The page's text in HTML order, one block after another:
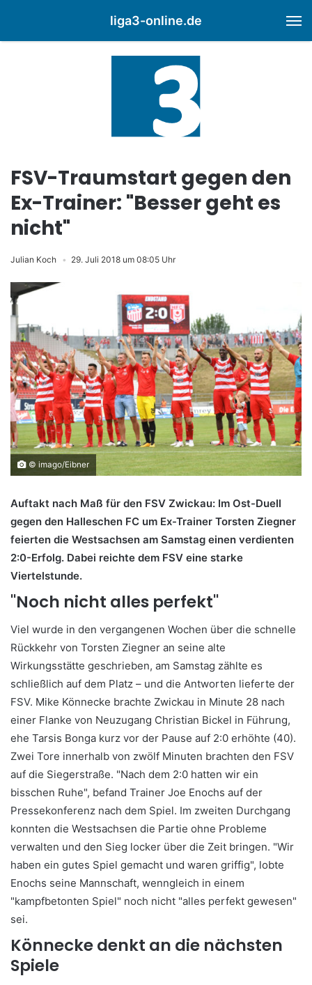
liga3-online.de
FSV-Traumstart gegen den
Ex-Trainer: "Besser geht es
nicht"
Julian Koch 29. Juli 2018 um 08:05 Uhr
© imago/Eibner
Auftakt nach Maß für den FSV Zwickau: Im Ost-Duell
gegen den Halleschen FC um Ex-Trainer Torsten Ziegner
feierten die Westsachsen am Samstag einen verdienten
2:0-Erfolg. Dabei reichte dem FSV eine starke
Viertelstunde.
"Noch nicht alles perfekt"
Viel wurde in den vergangenen Wochen über die schnelle
Rückkehr von Torsten Ziegner an seine alte
Wirkungsstätte geschrieben, am Samstag zählte es
schließlich auf dem Platz – und die Antworten lieferte der
FSV. Mike Könnecke brachte Zwickau in Minute 28 nach
einer Flanke von Neuzugang Christian Bickel in Führung,
ehe Tarsis Bonga kurz vor der Pause auf 2:0 erhöhte (40).
Zwei Tore innerhalb von zwölf Minuten brachten den FSV
auf die Siegerstraße. "Nach dem 2:0 hatten wir ein
bisschen Ruhe", befand Trainer Joe Enochs auf der
Pressekonferenz nach dem Spiel. Im zweiten Durchgang
konnten die Westsachsen die Partie ohne Probleme
verwalten und den Sieg locker über die Zeit bringen. "Wir
haben ein gutes Spiel gemacht und waren griffig", lobte
Enochs seine Mannschaft, wenngleich in einem
"kampfbetonten Spiel" noch nicht "alles perfekt gewesen"
sei.
Könnecke denkt an die nächsten
Spiele